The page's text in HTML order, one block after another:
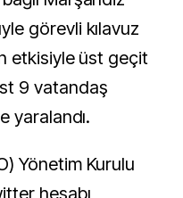
görevli kılavuz
etkisiyle üst geçit
9 vatandaş
yaralandı.
Yönetim Kurulu
hesabı